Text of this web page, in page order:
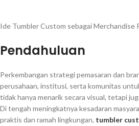
Ide Tumbler Custom sebagai Merchandise
Pendahuluan
Perkembangan strategi pemasaran dan
perusahaan, institusi, serta komunitas
tidak hanya menarik secara visual, tetapi
Di tengah meningkatnya kesadaran
praktis dan ramah lingkungan, tumbler